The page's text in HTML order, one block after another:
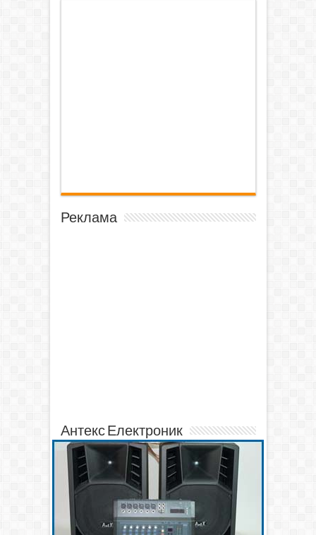
Реклама
Антекс Електроник